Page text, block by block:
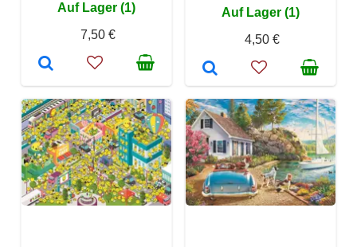
Auf Lager (1)
7,50 €
Auf Lager (1)
4,50 €